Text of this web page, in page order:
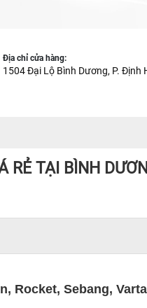
Địa chỉ cửa hàng:
1504 Đại Lộ Bình Dương, P. Định
RẺ TẠI BÌNH
Rocket, Sebang,